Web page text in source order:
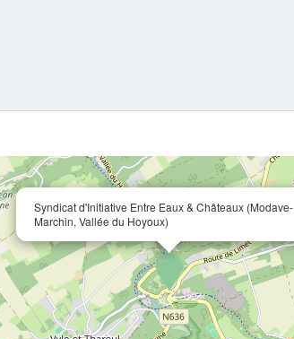
Syndicat d'Initiative Entre Eaux & Châteaux (Modave-
Marchin, Vallée du Hoyoux)